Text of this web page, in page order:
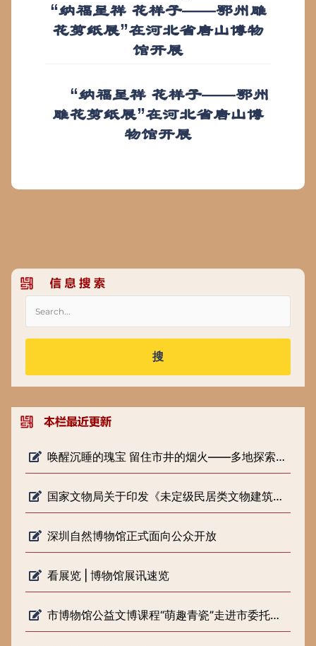
“纳福呈祥 花样子——鄂州雕
花剪纸展”在河北省唐山博物
馆开展
“纳福呈祥 花样子——鄂州
雕花剪纸展”在河北省唐山博
物馆开展
搜
唤醒沉睡的瑰宝 留住市井的烟火——多地探索低级别文物保护新路径
国家文物局关于印发《未定级民居类文物建筑修缮审批工作指引（试行）》的通知
深圳自然博物馆正式面向公众开放
看展览 | 博物馆展讯速览
市博物馆公益文博课程“萌趣青瓷”走进市委托管课堂